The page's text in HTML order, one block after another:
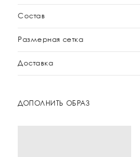
Состав
Размерная сетка
Доставка
ДОПОЛНИТЬ ОБРАЗ